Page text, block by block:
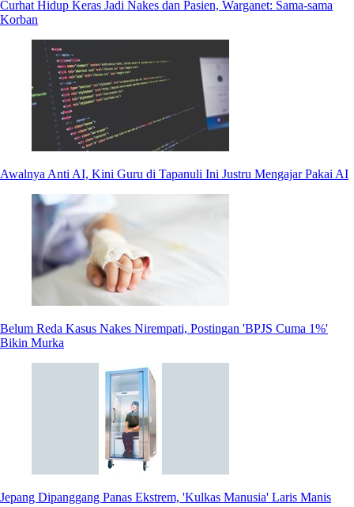
Curhat Hidup Keras Jadi Nakes dan Pasien, Warganet: Sama-sama
Korban
Awalnya Anti AI, Kini Guru di Tapanuli Ini Justru Mengajar Pakai AI
Belum Reda Kasus Nakes Nirempati, Postingan 'BPJS Cuma 1%'
Bikin Murka
Jepang Dipanggang Panas Ekstrem, 'Kulkas Manusia' Laris Manis